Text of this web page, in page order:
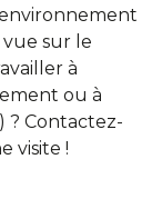
sur le
à
ou à
? Contactez-
visite !